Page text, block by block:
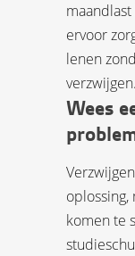
ervoor
lenen
verzwijgen.
Wees
komen te